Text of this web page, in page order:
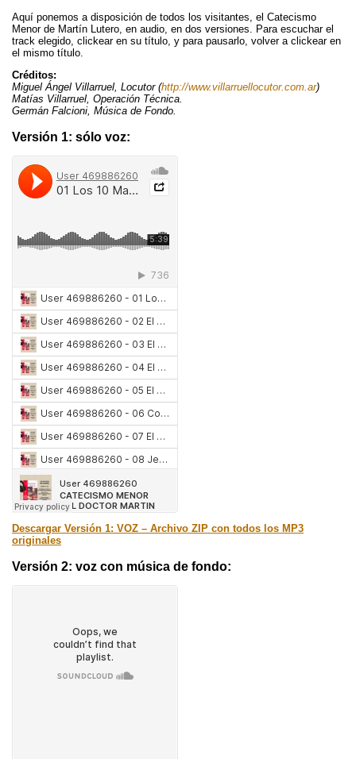
c
e
b
o
o
k
i
t
t
r
Aquí ponemos a disposición de todos los visitantes, el Catecismo
Menor de Martín Lutero, en audio, en dos versiones. Para escuchar el
track elegido, clickear en su título, y para pausarlo, volver a clickear en
el mismo título.
Créditos:
Miguel Ángel Villarruel, Locutor (http://www.villarruellocutor.com.ar)
Matías Villarruel, Operación Técnica.
Germán Falcioni, Música de Fondo.
Versión 1: sólo voz:
Descargar Versión 1: VOZ – Archivo ZIP con todos los MP3
originales
Versión 2: voz con música de fondo: